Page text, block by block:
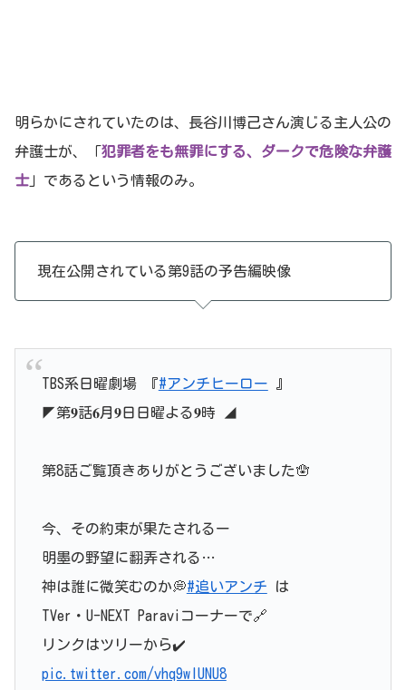
明らかにされていたのは、長谷川博己さん演じる主人公の
弁護士が、「犯罪者をも無罪にする、ダークで危険な弁護
士」であるという情報のみ。
現在公開されている第9話の予告編映像
TBS系日曜劇場 『#アンチヒーロー 』
◤第𝟗話𝟔月𝟗日日曜よる𝟗時 ◢
第8話ご覧頂きありがとうございました🪬
今、その約束が果たされるー
明墨の野望に翻弄される…
神は誰に微笑むのか💭#追いアンチ は
TVer・U-NEXT Paraviコーナーで🔗
リンクはツリーから✔️
pic.twitter.com/vhq9wIUNU8